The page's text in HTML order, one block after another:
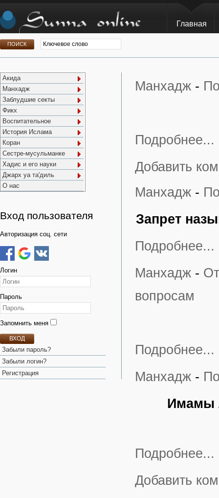
Главная
Акида
Манхадж
Заблудшие секты
Фикх
Воспитательное
История Ислама
Коран
Сестре-мусульманке
Хадис и его науки
Джарх уа та'диль
О нас
Вход пользователя
Авторизация соц. сети
Логин
Пароль
Запомнить меня
ВХОД
Забыли пароль?
Забыли логин?
Регистрация
Манхадж -
Подробнее...
Добавить
Манхадж -
Запрет
Подробнее...
Манхадж -
вопросам
Подробнее...
Манхадж -
Имамы
Подробнее...
Добавить